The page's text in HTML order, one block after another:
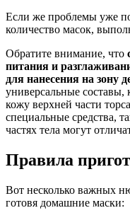
Если же проблемы уже
количество масок,
Обратите внимание, что
питания и
для нанесения на зону
универсальные составы,
кожу верхней части
специальные средства,
частях тела могут
Правила
Вот несколько важных
готовя домашние маски: